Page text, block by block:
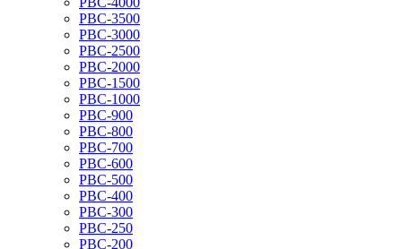
РВС-3500
РВС-3000
РВС-2500
РВС-2000
РВС-1500
РВС-1000
РВС-900
РВС-800
РВС-700
РВС-600
РВС-500
РВС-400
РВС-300
РВС-250
РВС-200